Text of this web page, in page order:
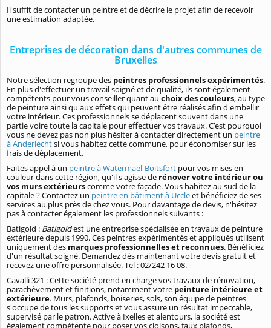
Il suffit de contacter un peintre et de décrire le projet afin de recevoir
une estimation adaptée.
Entreprises de décoration dans d'autres communes de
Bruxelles
Notre sélection regroupe des peintres professionnels expérimentés.
En plus d'effectuer un travail soigné et de qualité, ils sont également
compétents pour vous conseiller quant au choix des couleurs, au type
de peinture ainsi qu'aux effets qui peuvent être réalisés afin d'embellir
votre intérieur. Ces professionnels se déplacent souvent dans une
partie voire toute la capitale pour effectuer vos travaux. C’est pourquoi
vous ne devez pas non plus hésiter à contacter directement un peintre
à Anderlechtsi vous habitez cette commune, pour économiser sur les
frais de déplacement.
Faites appel à un peintre à Watermael-Boitsfort pour vos mises en
couleur dans cette région, qu'il s'agisse de rénover votre intérieur ou
vos murs extérieurscomme votre façade. Vous habitez au sud de la
capitale ? Contactez un peintre en bâtiment à Uccleet bénéficiez de ses
services au plus près de chez vous. Pour davantage de devis, n'hésitez
pas à contacter également les professionnels suivants :
Batigold : Batigoldest une entreprise spécialisée en travaux de peinture
extérieure depuis 1990. Ces peintres expérimentés et appliqués utilisent
uniquement des marques professionnelles et reconnues. Bénéficiez
d'un résultat soigné. Demandez dès maintenant votre devis gratuit et
recevez une offre personnalisée. Tel : 02/242 16 08.
Cavalli 321 : Cette société prend en charge vos travaux de rénovation,
parachèvement et finitions, notamment votre peinture intérieure et
extérieure. Murs, plafonds, boiseries, sols, son équipe de peintres
s'occupe de tous les supports et vous assure un résultat impeccable,
supervisé par le patron. Active à Ixelles et alentours, la société est
également compétente pour poser vos cloisons, faux plafonds,